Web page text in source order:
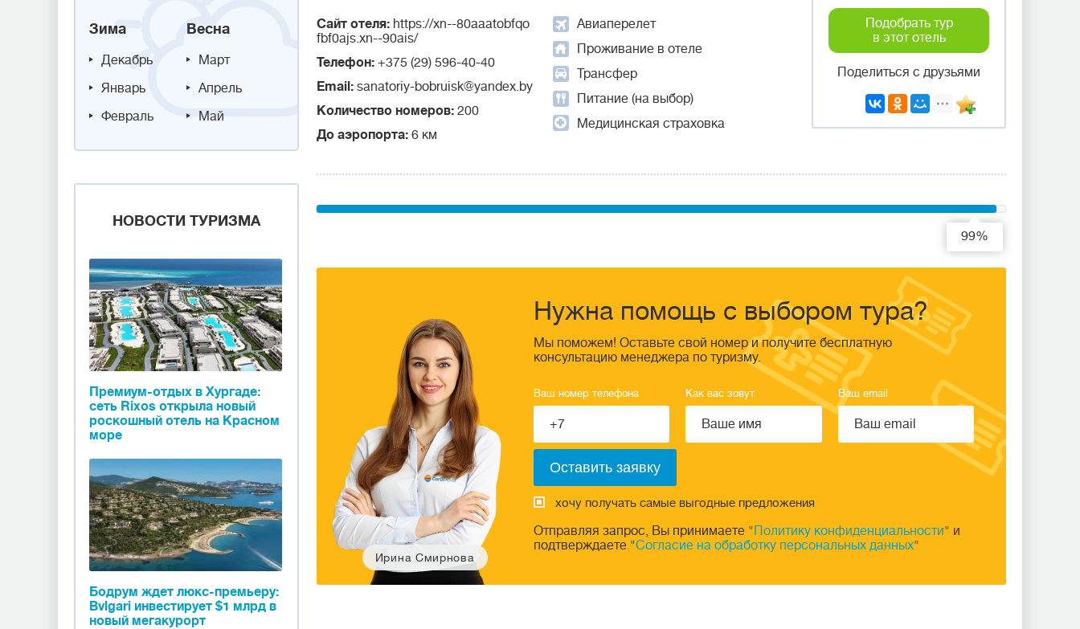
Зима
Декабрь
Январь
Февраль
Весна
Март
Апрель
Май
НОВОСТИ ТУРИЗМА
Премиум-отдых в Хургаде:
сеть Rixos открыла новый
роскошный отель на Красном
море
Бодрум ждет люкс-премьеру:
Bvlgari инвестирует $1 млрд в
новый мегакурорт
Сайт отеля: https://xn--80aaatobfqo
fbf0ajs.xn--90ais/
Телефон: +375 (29) 596-40-40
Email: sanatoriy-bobruisk@yandex.by
Количество номеров: 200
До аэропорта: 6 км
Авиаперелет
Проживание в отеле
Трансфер
Питание (на выбор)
Медицинская страховка
Подобрать тур
в этот отель
Поделиться с друзьями
99%
Ирина Смирнова
Нужна помощь с выбором тура?
Мы поможем! Оставьте свой номер и получите бесплатную
консультацию менеджера по туризму.
Ваш номер телефона Как вас зовут Ваш email
хочу получать самые выгодные предложения
Отправляя запрос, Вы принимаете "Политику конфиденциальности" и
подтверждаете "Согласие на обработку персональных данных"